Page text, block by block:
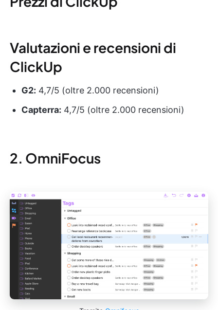
Valutazioni e recensioni di
ClickUp
G2: 4,7/5 (oltre 2.000 recensioni)
Capterra: 4,7/5 (oltre 2.000 recensioni)
2. OmniFocus